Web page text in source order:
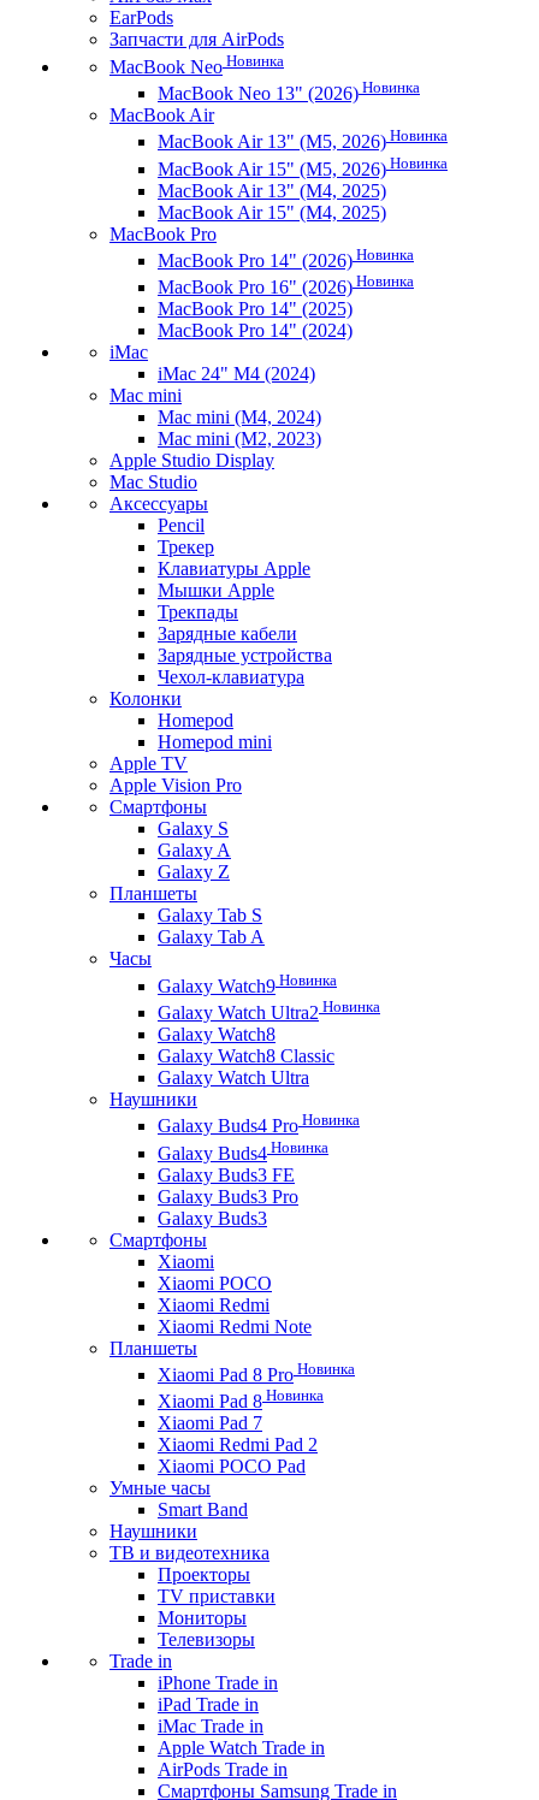
EarPods
Запчасти для AirPods
MacBook Neo Новинка
MacBook Neo 13" (2026) Новинка
MacBook Air
MacBook Air 13" (M5, 2026) Новинка
MacBook Air 15" (M5, 2026) Новинка
MacBook Air 13" (M4, 2025)
MacBook Air 15" (M4, 2025)
MacBook Pro
MacBook Pro 14" (2026) Новинка
MacBook Pro 16" (2026) Новинка
MacBook Pro 14" (2025)
MacBook Pro 14" (2024)
iMac
iMac 24" M4 (2024)
Mac mini
Mac mini (M4, 2024)
Mac mini (M2, 2023)
Apple Studio Display
Mac Studio
Аксессуары
Pencil
Трекер
Клавиатуры Apple
Мышки Apple
Трекпады
Зарядные кабели
Зарядные устройства
Чехол-клавиатура
Колонки
Homepod
Homepod mini
Apple TV
Apple Vision Pro
Смартфоны
Galaxy S
Galaxy A
Galaxy Z
Планшеты
Galaxy Tab S
Galaxy Tab A
Часы
Galaxy Watch9 Новинка
Galaxy Watch Ultra2 Новинка
Galaxy Watch8
Galaxy Watch8 Classic
Galaxy Watch Ultra
Наушники
Galaxy Buds4 Pro Новинка
Galaxy Buds4 Новинка
Galaxy Buds3 FE
Galaxy Buds3 Pro
Galaxy Buds3
Смартфоны
Xiaomi
Xiaomi POCO
Xiaomi Redmi
Xiaomi Redmi Note
Планшеты
Xiaomi Pad 8 Pro Новинка
Xiaomi Pad 8 Новинка
Xiaomi Pad 7
Xiaomi Redmi Pad 2
Xiaomi POCO Pad
Умные часы
Smart Band
Наушники
ТВ и видеотехника
Проекторы
TV приставки
Мониторы
Телевизоры
Trade in
iPhone Trade in
iPad Trade in
iMac Trade in
Apple Watch Trade in
AirPods Trade in
Смартфоны Samsung Trade in